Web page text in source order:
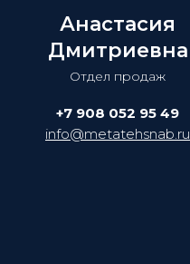
Анастасия
Дмитриевна
Отдел продаж
+7 908 052 95 49
info@metatehsnab.ru